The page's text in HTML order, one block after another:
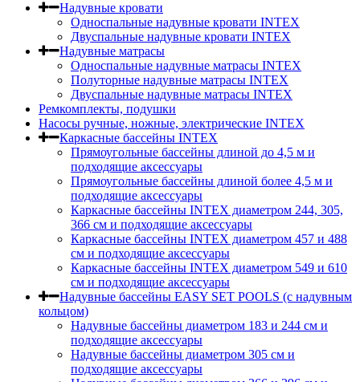
Надувные кровати
Односпальные надувные кровати INTEX
Двуспальные надувные кровати INTEX
Надувные матрасы
Односпальные надувные матрасы INTEX
Полуторные надувные матрасы INTEX
Двуспальные надувные матрасы INTEX
Ремкомплекты, подушки
Насосы ручные, ножные, электрические INTEX
Каркасные бассейны INTEX
Прямоугольные бассейны длиной до 4,5 м и
подходящие аксессуары
Прямоугольные бассейны длиной более 4,5 м и
подходящие аксессуары
Каркасные бассейны INTEX диаметром 244, 305,
366 см и подходящие аксессуары
Каркасные бассейны INTEX диаметром 457 и 488
cм и подходящие аксессуары
Каркасные бассейны INTEX диаметром 549 и 610
см и подходящие аксессуары
Надувные бассейны EASY SET POOLS (с надувным
кольцом)
Надувные бассейны диаметром 183 и 244 см и
подходящие аксессуары
Надувные бассейны диаметром 305 см и
подходящие аксессуары